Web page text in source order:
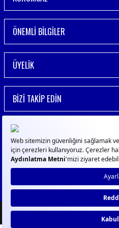
ÖNEMLİ BİLGİLER
ÜYELİK
BİZİ TAKİP EDİN
© 2023GPN- Tüm